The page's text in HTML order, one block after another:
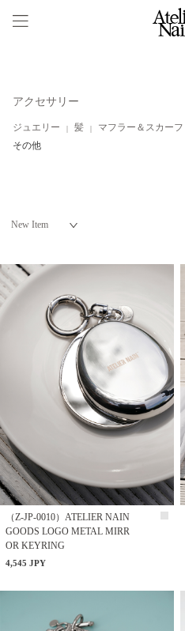
アクセサリー
ジュエリー 髪 マフラー＆スカーフ
その他
（Z-JP-0010）ATELIER NAIN
GOODS LOGO METAL MIRR
OR KEYRING
4,545 JPY